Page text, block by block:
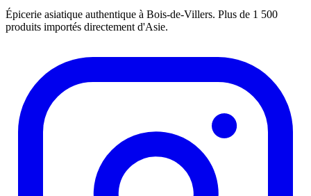
Épicerie asiatique authentique à Bois-de-Villers. Plus de 1 500
produits importés directement d'Asie.